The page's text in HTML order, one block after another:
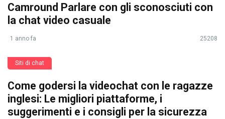
Camround Parlare con gli sconosciuti con
la chat video casuale
1 anno fa 25208
Siti di chat
Come godersi la videochat con le ragazze
inglesi: Le migliori piattaforme, i
suggerimenti e i consigli per la sicurezza